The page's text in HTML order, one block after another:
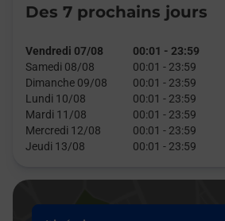
Des 7 prochains jours
Vendredi 07/08 00:01 - 23:59
Samedi 08/08
00:01 - 23:59
Dimanche 09/08
00:01 - 23:59
Lundi 10/08
00:01 - 23:59
Mardi 11/08
00:01 - 23:59
Mercredi 12/08
00:01 - 23:59
Jeudi 13/08
00:01 - 23:59